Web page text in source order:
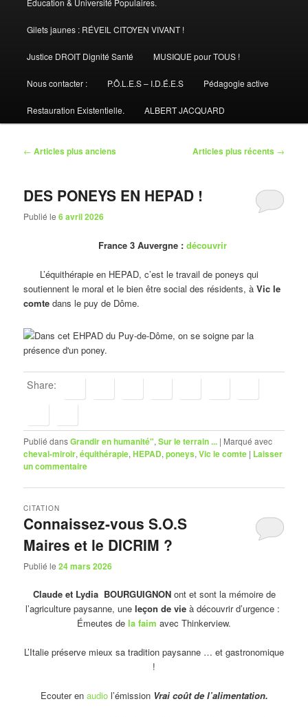
Gilets jaunes : RÉVEIL CITOYEN VIVANT !
Justice DROIT Dignité Santé MUSIQUE pour TOUS !
Nous contacter : P.Ô.L.E.S – I.D.É.E.S Pédagogie active
Restauration Existentielle. ALBERT JACQUARD
Navigation
← Articles plus anciens Articles plus récents →
DES PONEYS EN HEPAD !
Publié le6 avril 2026
France 3 Auvergne : découvrir
L’équithérapie en HEPAD, c’est le travail de poneys qui
soutiennent le moral et le bien être social des résidents, àVic le
comte dans le puy de Dôme.
Share:
Publié dansGrandir en humanité",Sur le terrain ... | Marqué avec
cheval-miroir,équithérapie,HEPAD,poneys,Vic le comte | Laisser
un commentaire
Connaissez-vous S.O.S
Maires et le DICRIM ?
CITATION
Publié le24 mars 2026
Claude et Lydia BOURGUIGNONont et sont la mémoire de
l’agriculture paysanne, une leçon de vie à découvrir d’urgence :
Émeutes de la faim avec Thinkerview.
L’Italie préserve mieux sa tradition paysanne … et gastronomique
!
Ecouter enaudiol’émission Vrai coût de l’alimentation.